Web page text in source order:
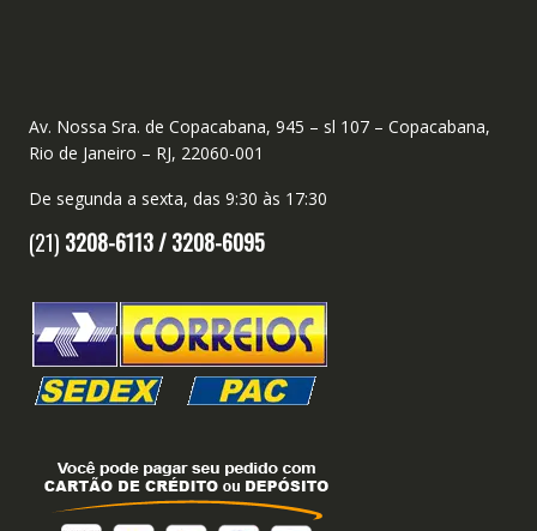
Av. Nossa Sra. de Copacabana, 945 – sl 107 – Copacabana,
Rio de Janeiro – RJ, 22060-001
De segunda a sexta, das 9:30 às 17:30
(21) 3208-6113 /3208-6095